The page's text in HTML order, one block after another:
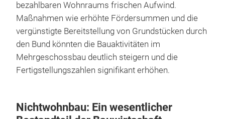
bezahlbaren Wohnraums frischen Aufwind.
Maßnahmen wie erhöhte Fördersummen und die
vergünstigte Bereitstellung von Grundstücken durch
den Bund könnten die Bauaktivitäten im
Mehrgeschossbau deutlich steigern und die
Fertigstellungszahlen signifikant erhöhen.
Nichtwohnbau: Ein wesentlicher